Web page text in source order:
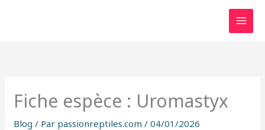
Fiche espèce : Uromastyx
Blog / Par passionreptiles.com/04/01/2026